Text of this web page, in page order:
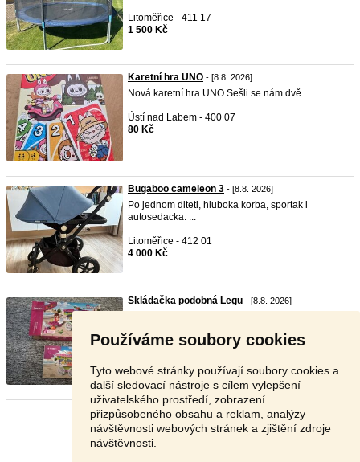
Používáme soubory cookies
Tyto webové stránky používají soubory cookies a
další sledovací nástroje s cílem vylepšení
uživatelského prostředí, zobrazení
přizpůsobeného obsahu a reklam, analýzy
návštěvnosti webových stránek a zjištění zdroje
návštěvnosti.
Litoměřice - 411 17
1 500 Kč
Karetní hra UNO - [8.8. 2026]
Nová karetní hra UNO.Sešli se nám dvě
Ústí nad Labem - 400 07
80 Kč
Bugaboo cameleon 3 - [8.8. 2026]
Po jednom diteti, hluboka korba, sportak i
autosedacka. ...
Litoměřice - 412 01
4 000 Kč
Skládačka podobná Legu - [8.8. 2026]
99 Kč
Stránka: 1 2 3 Další